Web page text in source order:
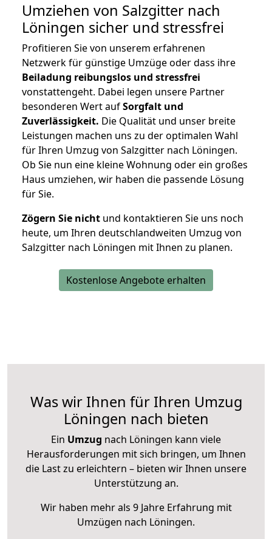
Umziehen von Salzgitter nach
Löningen sicher und stressfrei
Profitieren Sie von unserem erfahrenen
Netzwerk für günstige Umzüge oder dass ihre
Beiladung reibungslos und stressfrei
vonstattengeht. Dabei legen unsere Partner
besonderen Wert aufSorgfalt und
Zuverlässigkeit. Die Qualität und unser breite
Leistungen machen uns zu der optimalen Wahl
für Ihren Umzug von Salzgitter nach Löningen.
Ob Sie nun eine kleine Wohnung oder ein großes
Haus umziehen, wir haben die passende Lösung
für Sie.
Zögern Sie nicht und kontaktieren Sie uns noch
heute, um Ihren deutschlandweiten Umzug von
Salzgitter nach Löningen mit Ihnen zu planen.
Kostenlose Angebote erhalten
Was wir Ihnen für Ihren Umzug
Löningen nach bieten
Ein Umzug nach Löningen kann viele
Herausforderungen mit sich bringen, um Ihnen
die Last zu erleichtern – bieten wir Ihnen unsere
Unterstützung an.
Wir haben mehr als 9 Jahre Erfahrung mit
Umzügen nach Löningen.